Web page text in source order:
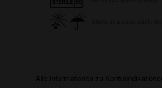
Alle Informationen zu